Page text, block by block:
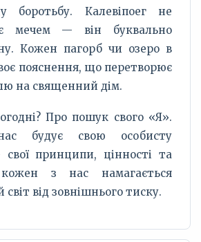
боротьбу. Калевіпоег не
мечем — він буквально
Кожен пагорб чи озеро в
пояснення, що перетворює
на священний дім.
Про пошук свого «Я».
будує свою особисту
принципи, цінності та
з нас намагається
від зовнішнього тиску.